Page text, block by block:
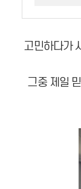
고민하다가
그중 제일